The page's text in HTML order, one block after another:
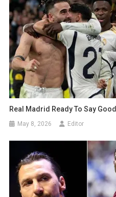
Real Madrid Ready To Say
May 8, 2026 Editor